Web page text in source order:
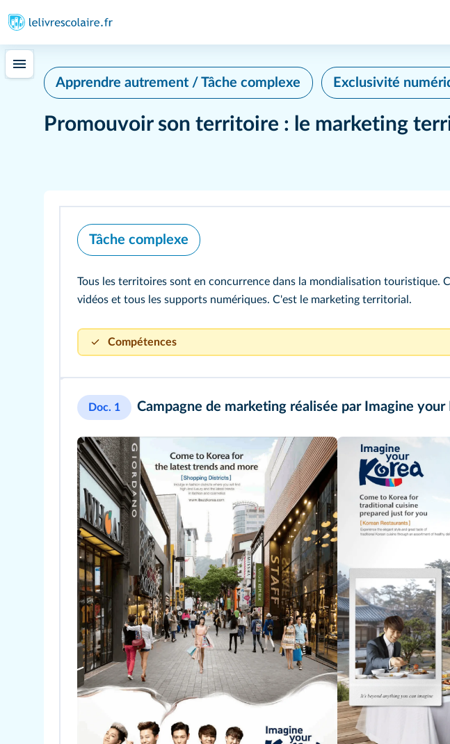
Apprendre autrement / Tâche complexe Exclusivité
Promouvoir son territoire : le marketing
Tâche complexe
Tous les territoires sont en concurrence dans la mondialisation touristique.
vidéos et tous les supports numériques. C'est le marketing territorial.
Compétences
Doc. 1 Campagne de marketing réalisée par Imagine